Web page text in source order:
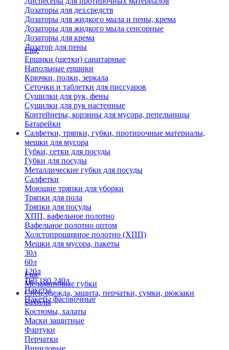
Дозаторы для дез.средств
Дозаторы для жидкого мыла и пены, крема
Дозаторы для жидкого мыла сенсорные
Дозаторы для крема
Дозатор для пены
Еще
Ершики (щетки) санитарные
Напольные ершики
Крючки, полки, зеркала
Сеточки и таблетки для писсуаров
Сушилки для рук, фены
Сушилки для рук настенные
Контейнеры, корзины для мусора, пепельницы
Батарейки
Салфетки, тряпки, губки, протирочные материалы,
мешки для мусора
Губки, сетки для посуды
Губки для посуды
Металлические губки для посуды
Салфетки
Моющие тряпки для уборки
Тряпки для пола
Тряпки для посуды
ХПП, вафельное полотно
Вафельное полотно оптом
Холстопрошивное полотно (ХПП)
Мешки для мусора, пакеты
30л
60л
120л
160,180,240л
Пакеты
Пакеты фасовочные
Еще
Меламиновые губки
Спец.одежда, защита, перчатки, сумки, рюкзаки
Бахилы
Костюмы, халаты
Маски защитные
Фартуки
Перчатки
Виниловые